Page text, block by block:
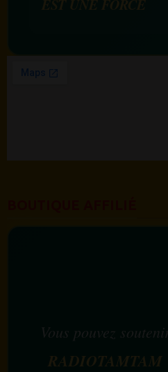
Vous pouvez soutenir
RADIOTAMTAM